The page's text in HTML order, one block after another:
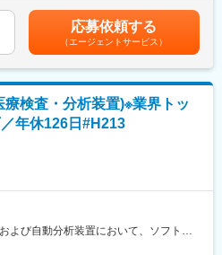
、最新技術の研究からその事業化、顧
投稿まで幅広く経験・推進できます。
部門を巻き込んで、上記活動を推進い
推進だけでなく、技術職として研究を
で、様々な選択肢が選択可能です。
業務
ター制御用ファームウェア等を駆使し
件定義から設計、試験・検証など一連
装置のプログラム修正・改良により顧
ーや研究機関等にて、各種プロセスを
を構築する際に、米国製スケジューラ
想定する一連のプロセスの自動化を支
客の要望を実現するためのカスタマイ
・ソフトと一体で機能するスクリプト
の年収として決定します。※毎年3月に
能力や会社業績、結果に応じて額面に
あくまでも目安の金額であり、選考を
ります。月給(月額)は固定手当を含めた
応募依頼する
（エージェントサービス）
療検査・分析装置)※業界トッ
年休126日#H213
よび自動分析装置において、ソフトウ